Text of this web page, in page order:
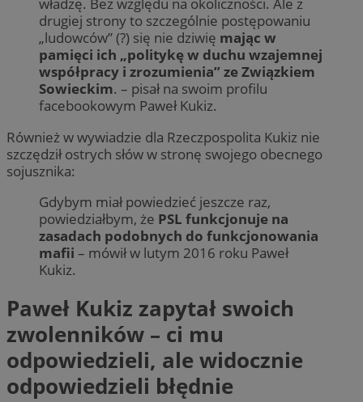
władzę. Bez względu na okoliczności. Ale z
drugiej strony to szczególnie postępowaniu
„ludowców” (?) się nie dziwię mając w
pamięci ich „politykę w duchu wzajemnej
współpracy i zrozumienia” ze Związkiem
Sowieckim. – pisał na swoim profilu
facebookowym Paweł Kukiz.
Również w wywiadzie dla Rzeczpospolita Kukiz nie
szczędził ostrych słów w stronę swojego obecnego
sojusznika:
Gdybym miał powiedzieć jeszcze raz,
powiedziałbym, że PSL funkcjonuje na
zasadach podobnych do funkcjonowania
mafii – mówił w lutym 2016 roku Paweł
Kukiz.
Paweł Kukiz zapytał swoich
zwolenników – ci mu
odpowiedzieli, ale widocznie
odpowiedzieli błędnie